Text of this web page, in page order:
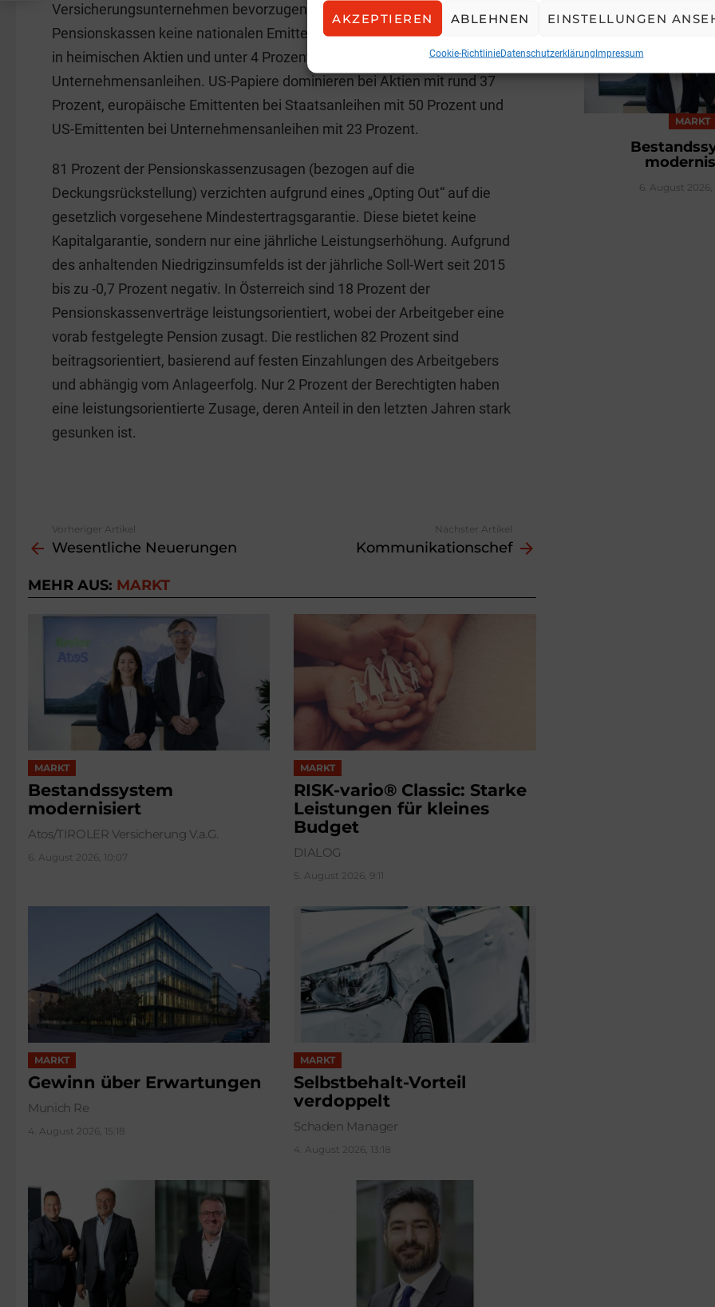
AKZEPTIEREN ABLEHNEN EINSTELLUNGEN
Cookie-RichtlinieDatenschutzerklärungImpressum
Versicherungsunternehmen bevorzugen österreichische
Pensionskassen keine nationalen Emittenten, mit weniger als 2 Prozent
in heimischen Aktien und unter 4 Prozent bzw. 5 Prozent in Staats- und
Unternehmensanleihen. US-Papiere dominieren bei Aktien mit rund 37
Prozent, europäische Emittenten bei Staatsanleihen mit 50 Prozent und
US-Emittenten bei Unternehmensanleihen mit 23 Prozent.
81 Prozent der Pensionskassenzusagen (bezogen auf die
Deckungsrückstellung) verzichten aufgrund eines „Opting Out“ auf die
gesetzlich vorgesehene Mindestertragsgarantie. Diese bietet keine
Kapitalgarantie, sondern nur eine jährliche Leistungserhöhung. Aufgrund
des anhaltenden Niedrigzinsumfelds ist der jährliche Soll-Wert seit 2015
bis zu -0,7 Prozent negativ. In Österreich sind 18 Prozent der
Pensionskassenverträge leistungsorientiert, wobei der Arbeitgeber eine
vorab festgelegte Pension zusagt. Die restlichen 82 Prozent sind
beitragsorientiert, basierend auf festen Einzahlungen des Arbeitgebers
und abhängig vom Anlageerfolg. Nur 2 Prozent der Berechtigten haben
eine leistungsorientierte Zusage, deren Anteil in den letzten Jahren stark
gesunken ist.
more
Vorheriger Artikel
Wesentliche Neuerungen
Nächster Artikel
Kommunikationschef
MEHR AUS: MARKT
MARKT
Bestandssystem
modernisiert
Atos/TIROLER Versicherung V.a.G.
6. August 2026, 10:07
MARKT
RISK-vario® Classic: Starke
Leistungen für kleines
Budget
DIALOG
5. August 2026, 9:11
MARKT
Gewinn über Erwartungen
Munich Re
4. August 2026, 15:18
MARKT
Selbstbehalt-Vorteil
verdoppelt
Schaden Manager
4. August 2026, 13:18
MARKT
6. August 2026,